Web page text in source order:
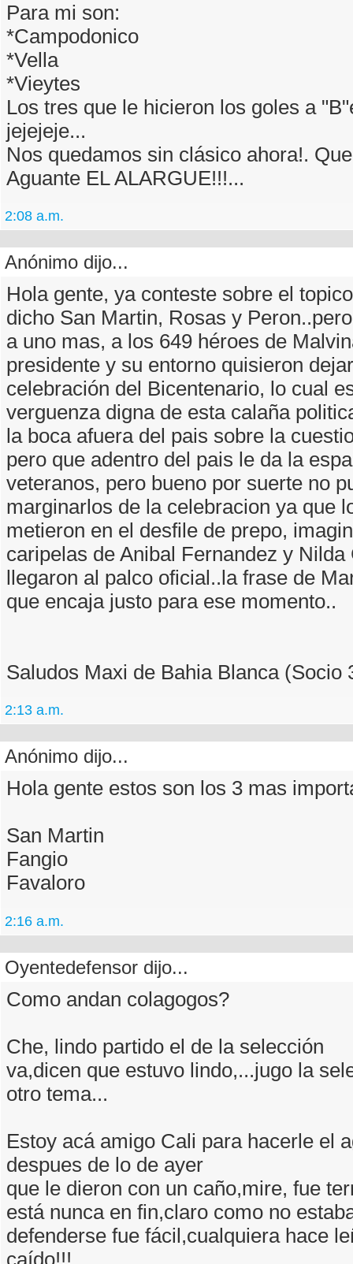
Para mi son:
*Campodonico
*Vella
*Vieytes
Los tres que le hicieron los goles a
jejejeje...
Nos quedamos sin clásico ahora!.
Aguante EL ALARGUE!!!...
2:08 a.m.
Anónimo dijo...
Hola gente, ya conteste sobre el
dicho San Martin, Rosas y
a uno mas, a los 649 héroes de
presidente y su entorno quisieron
celebración del Bicentenario, lo cual
verguenza digna de esta calaña
la boca afuera del pais sobre la
pero que adentro del pais le da la
veteranos, pero bueno por suerte no
marginarlos de la celebracion ya que
metieron en el desfile de prepo,
caripelas de Anibal Fernandez y Nilda
llegaron al palco oficial..la frase de
que encaja justo para ese momento..
Saludos Maxi de Bahia Blanca (Socio
2:13 a.m.
Anónimo dijo...
Hola gente estos son los 3 mas
San Martin
Fangio
Favaloro
2:16 a.m.
Oyentedefensor dijo...
Como andan colagogos?
Che, lindo partido el de la selección
va,dicen que estuvo lindo,...jugo la
otro tema...
Estoy acá amigo Cali para hacerle el
despues de lo de ayer
que le dieron con un caño,mire, fue
está nunca en fin,claro como no
defenderse fue fácil,cualquiera hace
caído!!!